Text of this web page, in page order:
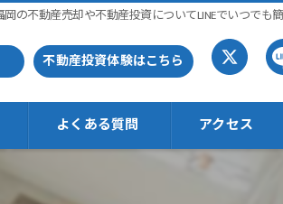
岡の不動産売却や不動産投資についてLINEでいつでも
不動産投資体験はこちら
よくある質問 アクセス